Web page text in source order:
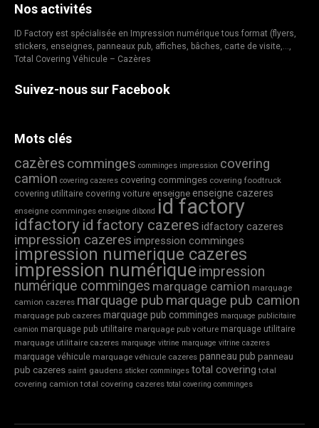
Nos activités
ID Factory est spécialisée en Impression numérique tous format (flyers,
stickers, enseignes, panneaux pub, affiches, bâches, carte de visite,…,
Total Covering Véhicule – Cazères
Suivez-nous sur Facebook
Mots clés
cazères comminges comminges impression covering
camion covering cazeres covering comminges covering foodtruck
covering utilitaire covering voiture enseigne enseigne cazeres
enseigne comminges enseigne dibond id factory
idfactory id factory cazeres idfactory cazeres
impression cazeres impression comminges
impression numerique cazeres
impression numériqueimpression
numérique comminges marquage camion marquage
camion cazeres marquage pub marquage pub camion
marquage pub cazeres marquage pub comminges marquage publicitaire
camion marquage pub utilitaire marquage pub voiture marquage utilitaire
marquage utilitaire cazeres marquage vitrine marquage vitrine cazeres
marquage véhicule marquage véhicule cazeres panneau pub panneau
pub cazeres saint gaudens sticker comminges total covering total
covering camion total covering cazeres total covering comminges